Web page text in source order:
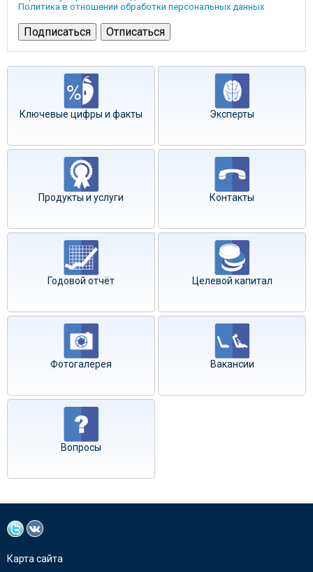
Политика в отношении обработки персональных данных
Ключевые цифры и факты Эксперты
Продукты и услуги Контакты
Годовой отчёт Целевой капитал
Фотогалерея Вакансии
Вопросы
Карта сайта